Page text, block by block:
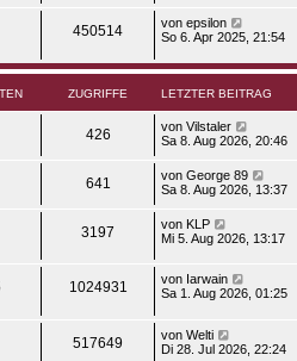
450514 vonepsilon
So 6. Apr 2025, 21:54
ZUGRIFFE LETZTER BEITRAG
426 vonVilstaler
Sa 8. Aug 2026, 20:46
641 vonGeorge 89
Sa 8. Aug 2026, 13:37
3197 von KLP
Mi 5. Aug 2026, 13:17
1024931 von Iarwain
Sa 1. Aug 2026, 01:25
517649 vonWelti
Di 28. Jul 2026, 22:24